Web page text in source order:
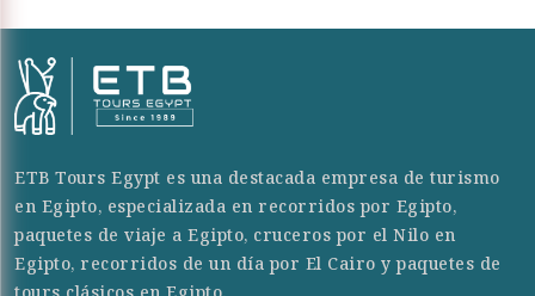
ETB Tours Egypt es una destacada empresa de turismo
en Egipto, especializada en recorridos por Egipto,
paquetes de viaje a Egipto, cruceros por el Nilo en
Egipto, recorridos de un día por El Cairo y paquetes de
tours clásicos en Egipto.